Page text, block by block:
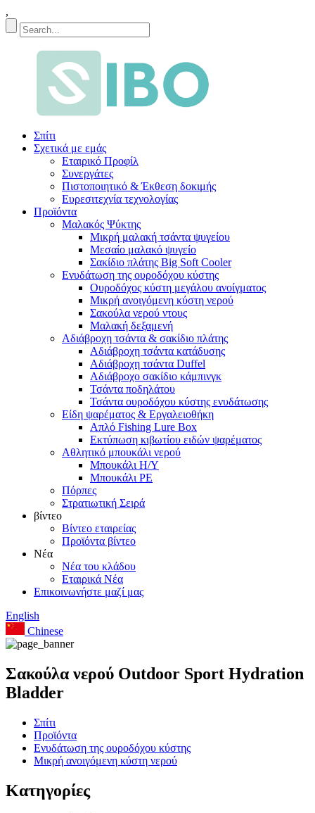
,
Σπίτι
Σχετικά με εμάς
Εταιρικό Προφίλ
Συνεργάτες
Πιστοποιητικό & Έκθεση δοκιμής
Ευρεσιτεχνία τεχνολογίας
Προϊόντα
Μαλακός Ψύκτης
Μικρή μαλακή τσάντα ψυγείου
Μεσαίο μαλακό ψυγείο
Σακίδιο πλάτης Big Soft Cooler
Ενυδάτωση της ουροδόχου κύστης
Ουροδόχος κύστη μεγάλου ανοίγματος
Μικρή ανοιγόμενη κύστη νερού
Σακούλα νερού ντους
Μαλακή δεξαμενή
Αδιάβροχη τσάντα & σακίδιο πλάτης
Αδιάβροχη τσάντα κατάδυσης
Αδιάβροχη τσάντα Duffel
Αδιάβροχο σακίδιο κάμπινγκ
Τσάντα ποδηλάτου
Τσάντα ουροδόχου κύστης ενυδάτωσης
Είδη ψαρέματος & Εργαλειοθήκη
Απλό Fishing Lure Box
Εκτύπωση κιβωτίου ειδών ψαρέματος
Αθλητικό μπουκάλι νερού
Μπουκάλι Η/Υ
Μπουκάλι PE
Πόρπες
Στρατιωτική Σειρά
βίντεο
Βίντεο εταιρείας
Προϊόντα βίντεο
Νέα
Νέα του κλάδου
Εταιρικά Νέα
Επικοινωνήστε μαζί μας
English
Chinese
Σακούλα νερού Outdoor Sport Hydration
Bladder
Σπίτι
Προϊόντα
Ενυδάτωση της ουροδόχου κύστης
Μικρή ανοιγόμενη κύστη νερού
Κατηγορίες